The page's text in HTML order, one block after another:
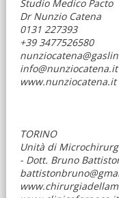
Studio Medico Pacto
Dr Nunzio Catena
0131 227393
+39 3477526580
info@nunziocatena.it
www.nunziocatena.it
TORINO
Unità di
- Dott. Bruno